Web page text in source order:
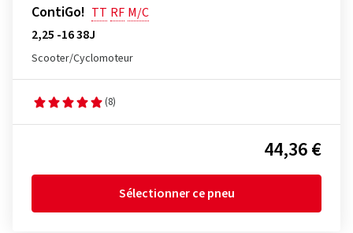
ContiGo! TT RF M/C
2,25 -16 38J
Scooter/Cyclomoteur
(8)
44,36 €
Sélectionner ce pneu